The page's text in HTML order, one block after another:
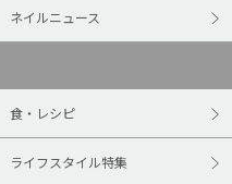
ネイルニュース
食・レシピ
ライフスタイル特集